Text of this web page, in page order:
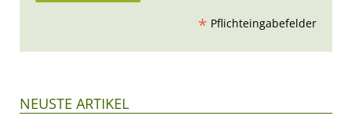
* Pflichteingabefelder
NEUSTE ARTIKEL